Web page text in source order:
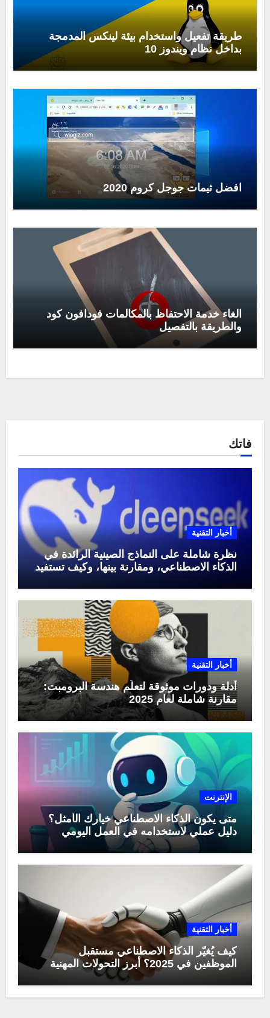
طريقة تفعيل واستخدام بيئة لينكس المدمجة
بداخل نظام ويندوز 10
افضل ثيمات جوجل كروم 2020
الغاء خدمة الاحتفاظ بالمكالمات فودافون كود
والطريقة بالتفصيل
فاتك
أخبار التقنية
نظرة شاملة على النماذج الصينية الرائدة في
الذكاء الاصطناعي، ومقارنة بينها، وكيف تستفيد
أخبار التقنية
أدلة ودورات موثوقة لتعلّم هندسة البرومبت:
مقارنة شاملة لعام 2025
الإنترنت
متى يكون الذكاء الاصطناعي خيارك الأمثل؟
دليل عملي لاستخدامه في العمل اليومي
أخبار التقنية
كيف يُغيّر الذكاء الاصطناعي مستقبل
الموظفين في 2025؟ أبرز التحولات المهنية